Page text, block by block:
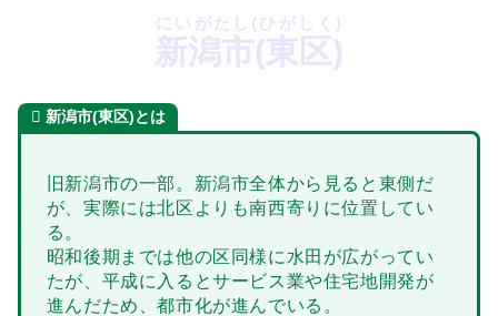
新潟市(東区)
にいがたし(ひがしく)
新潟市(東区)とは
旧新潟市の一部。新潟市全体から見ると東側だ
が、実際には北区よりも南西寄りに位置してい
る。
昭和後期までは他の区同様に水田が広がってい
たが、平成に入るとサービス業や住宅地開発が
進んだため、都市化が進んでいる。